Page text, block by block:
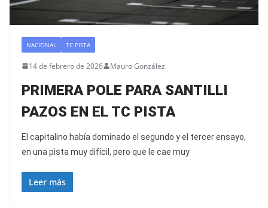
NACIONAL TC PISTA
14 de febrero de 2026 Mauro González
PRIMERA POLE PARA SANTILLI
PAZOS EN EL TC PISTA
El capitalino había dominado el segundo y el tercer ensayo,
en una pista muy difícil, pero que le cae muy
Leer más